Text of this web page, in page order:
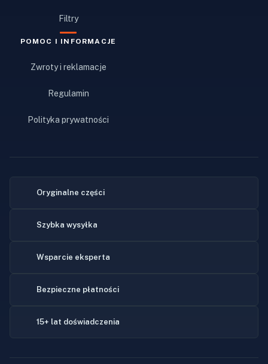
Filtry
POMOC I INFORMACJE
Zwroty i reklamacje
Regulamin
Polityka prywatności
Oryginalne części
Szybka wysyłka
Wsparcie eksperta
Bezpieczne płatności
15+ lat doświadczenia